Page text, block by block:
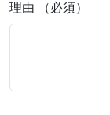
理由 （必須）